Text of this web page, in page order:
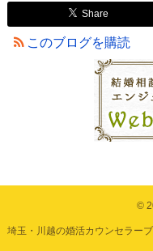
Share
このブログを購読
©
埼玉・川越の婚活カウンセラー